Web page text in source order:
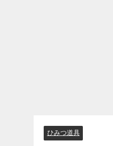
ひみつ道具